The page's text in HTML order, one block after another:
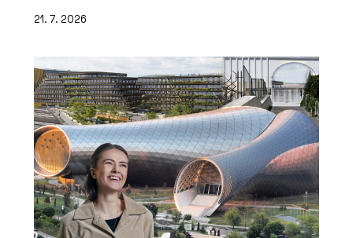
21. 7. 2026